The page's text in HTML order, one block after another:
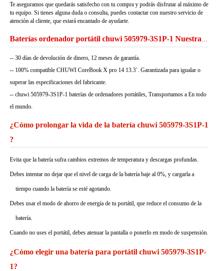
Te aseguramos que quedarás satisfecho con tu compra y podrás disfrutar al máximo de
tu equipo. Si tienes alguna duda o consulta, puedes contactar con nuestro servicio de
atención al cliente, que estará encantado de ayudarte.
Baterías ordenador portátil chuwi 505979-3S1P-1 Nuestra Garantía
-- 30 días de devolución de dinero, 12 meses de garantía.
-- 100% compatible CHUWI CoreBook X pro 14 13.3`. Garantizada para igualar o
superar las especificaciones del fabricante.
-- chuwi 505979-3S1P-1 baterías de ordenadores portátiles, Transportamos a En todo
el mundo.
¿Cómo prolongar la vida de la batería chuwi 505979-3S1P-1
?
Evita que la batería sufra cambios extremos de temperatura y descargas profundas.
Debes intentar no dejar que el nivel de carga de la batería baje al 0%, y cargarla a
tiempo cuando la batería se esté agotando.
Debes usar el modo de ahorro de energía de tu portátil, que reduce el consumo de la
batería.
Cuando no uses el portátil, debes atenuar la pantalla o ponerlo en modo de suspensión.
¿Cómo elegir una batería para portátil chuwi 505979-3S1P-
1?